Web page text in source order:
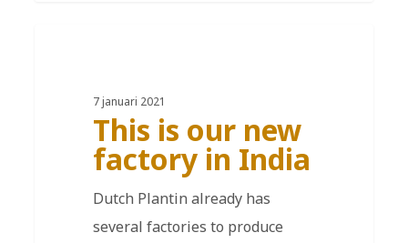
7 januari 2021
This is our new
factory in India
Dutch Plantin already has
several factories to produce